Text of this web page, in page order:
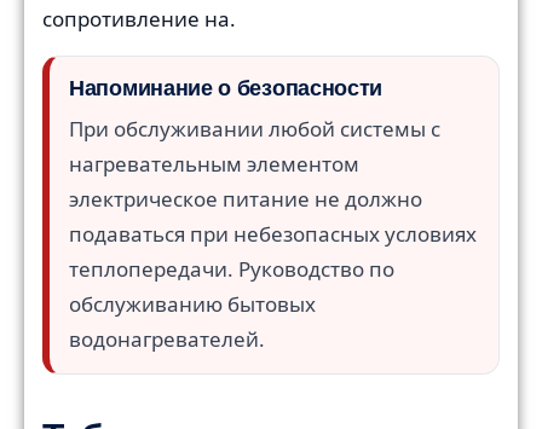
сопротивление на.
Напоминание о безопасности
При обслуживании любой системы с
нагревательным элементом
электрическое питание не должно
подаваться при небезопасных условиях
теплопередачи. Руководство по
обслуживанию бытовых
водонагревателей.